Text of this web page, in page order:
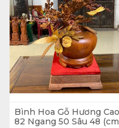
Bình Hoa Gỗ Hương Cao
82 Ngang 50 Sâu 48